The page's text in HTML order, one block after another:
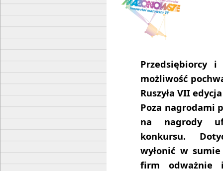
Przedsiębiorcy
możliwość
Ruszyła VII
Poza nagrodami
na nagrody
konkursu.
wyłonić w
firm odważnie